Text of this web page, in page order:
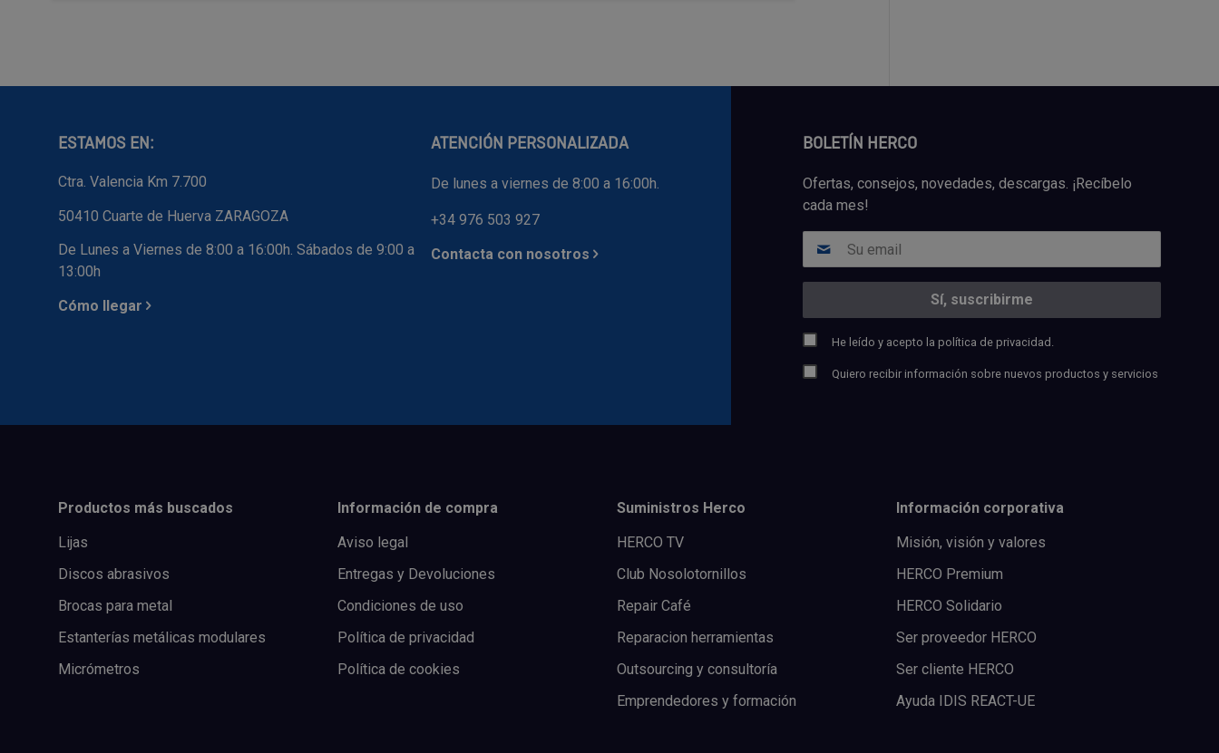
ESTAMOS EN:
Ctra. Valencia Km 7.700
50410 Cuarte de Huerva ZARAGOZA
De Lunes a Viernes de 8:00 a 16:00h. Sábados de 9:00 a
13:00h
Cómo llegar
ATENCIÓN PERSONALIZADA
De lunes a viernes de 8:00 a 16:00h.
+34 976 503 927
Contacta con nosotros
BOLETÍN HERCO
Ofertas, consejos, novedades, descargas. ¡Recíbelo
cada mes!
He leído y acepto la política de privacidad.
Quiero recibir información sobre nuevos productos y servicios
Productos más buscados
Lijas
Discos abrasivos
Brocas para metal
Estanterías metálicas modulares
Micrómetros
Información de compra
Aviso legal
Entregas y Devoluciones
Condiciones de uso
Política de privacidad
Política de cookies
Suministros Herco
HERCO TV
Club Nosolotornillos
Repair Café
Reparacion herramientas
Outsourcing y consultoría
Emprendedores y formación
Información corporativa
Misión, visión y valores
HERCO Premium
HERCO Solidario
Ser proveedor HERCO
Ser cliente HERCO
Ayuda IDIS REACT-UE